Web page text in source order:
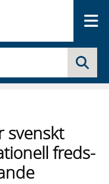
svenskt
freds-